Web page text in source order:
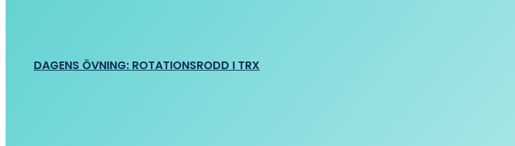
DAGENS ÖVNING: ROTATIONSRODD I TRX